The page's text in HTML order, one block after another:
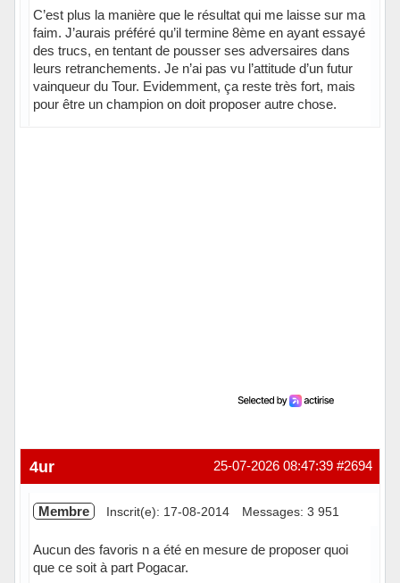
C’est plus la manière que le résultat qui me laisse sur ma
faim. J’aurais préféré qu’il termine 8ème en ayant essayé
des trucs, en tentant de pousser ses adversaires dans
leurs retranchements. Je n’ai pas vu l’attitude d’un futur
vainqueur du Tour. Evidemment, ça reste très fort, mais
pour être un champion on doit proposer autre chose.
#2694
25-07-2026 08:47:39
4ur
Membre Inscrit(e): 17-08-2014 Messages: 3 951
Aucun des favoris n a été en mesure de proposer quoi
que ce soit à part Pogacar.